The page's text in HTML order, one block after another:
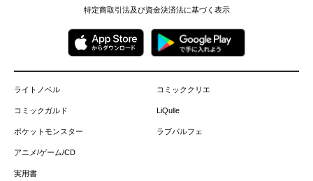
特定商取引法及び資金決済法に基づく表示
ライトノベル
コミックガルド
ポケットモンスター
アニメ/ゲーム/CD
実用書
コミッククリエ
LiQulle
ラブパルフェ